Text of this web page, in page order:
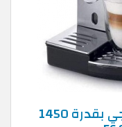
ماكينة القهوة ديلونجي بقدرة 1450